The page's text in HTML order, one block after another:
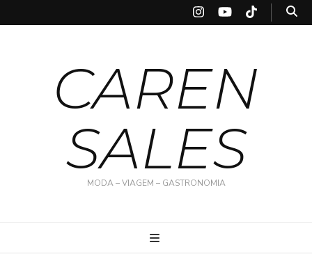
CAREN
SALES
MODA – VIAGEM – GASTRONOMIA